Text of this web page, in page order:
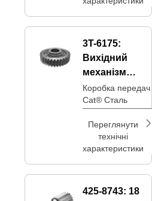
3T-6175:
Вихідний
механізм
передачі
Коробка передач
Cat® Cталь
Переглянути
технічні
характеристики
425-8743: 18